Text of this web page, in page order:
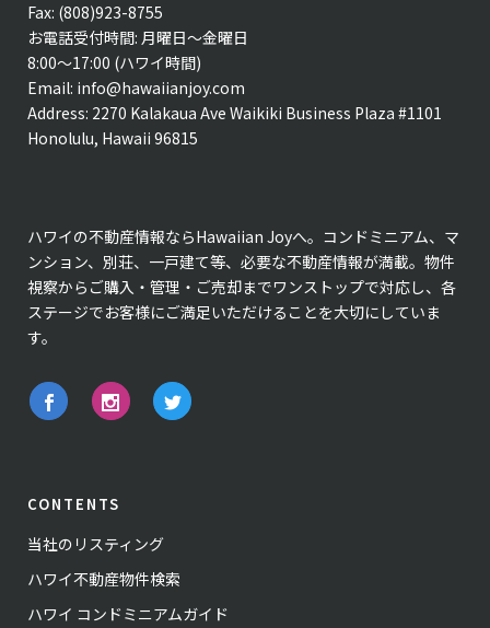
Fax: (808)923-8755
お電話受付時間: 月曜日〜金曜日
8:00〜17:00 (ハワイ時間)
Email: info@hawaiianjoy.com
Address: 2270 Kalakaua Ave Waikiki Business Plaza #1101
Honolulu, Hawaii 96815
ハワイの不動産情報ならHawaiian Joyへ。コンドミニアム、マ
ンション、別荘、一戸建て等、必要な不動産情報が満載。物件
視察からご購入・管理・ご売却までワンストップで対応し、各
ステージでお客様にご満足いただけることを大切にしていま
す。
CONTENTS
当社のリスティング
ハワイ不動産物件検索
ハワイ コンドミニアムガイド